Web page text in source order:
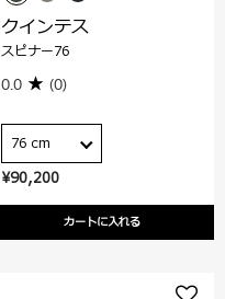
¥90,200
カートに入れる
クインテス
スピナー76
0.0 (0)
76 cm